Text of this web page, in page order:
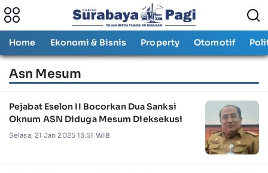
Home Ekonomi & Bisnis Property Otomotif
Asn Mesum
Pejabat Eselon II Bocorkan Dua Sanksi
Oknum ASN Diduga Mesum Dieksekusi
Selasa, 21 Jan 2025 13:51 WIB